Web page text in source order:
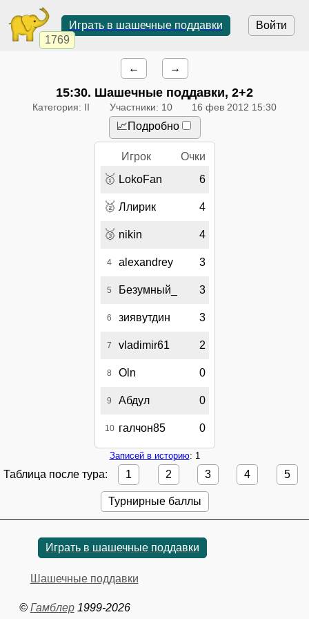
1769
Войти
Играть в шашечные поддавки
← →
15:30. Шашечные поддавки, 2+2
Категория: II Участники: 10 16 фев 2012 15:30
📈Подробно
Игрок Очки
🥇 LokoFan 6
🥈 Ллирик 4
🥉 nikin 4
4 alexandrey 3
5 Безумный_ 3
6 зиявутдин 3
7 vladimir61 2
8 Oln 0
9 Абдул 0
10 галчон85 0
Записей в историю: 1
Таблица после тура: 1 2 3 4 5
Турнирные баллы
Играть в шашечные поддавки
Шашечные поддавки
© Гамблер1999-2026